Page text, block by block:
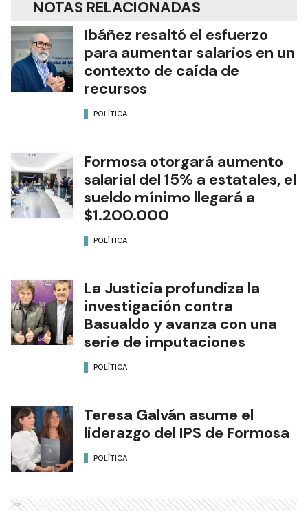
NOTAS RELACIONADAS
Ibáñez resaltó el esfuerzo
para aumentar salarios en un
contexto de caída de
recursos
POLÍTICA
Formosa otorgará aumento
salarial del 15% a estatales, el
sueldo mínimo llegará a
$1.200.000
POLÍTICA
La Justicia profundiza la
investigación contra
Basualdo y avanza con una
serie de imputaciones
POLÍTICA
Teresa Galván asume el
liderazgo del IPS de Formosa
POLÍTICA
Ads